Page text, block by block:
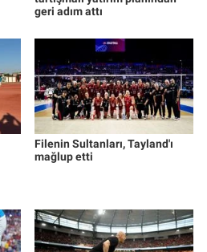
geri adım attı
Filenin Sultanları, Tayland'ı
mağlup etti